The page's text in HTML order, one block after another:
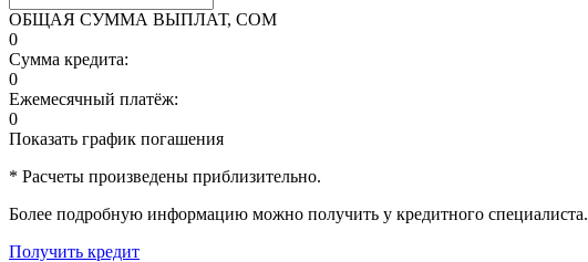
ОБЩАЯ СУММА ВЫПЛАТ, СОМ
0
Сумма кредита:
0
Ежемесячный платёж:
0
Показать график погашения
* Расчеты произведены приблизительно.
Более подробную информацию можно получить у кредитного специалиста.
Получить кредит